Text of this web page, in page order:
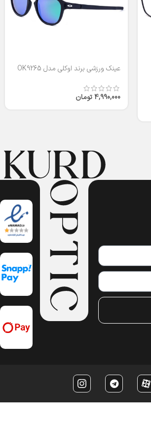
عینک ورزشی برند اوکلی مدل OK9265
4,990,000 تومان